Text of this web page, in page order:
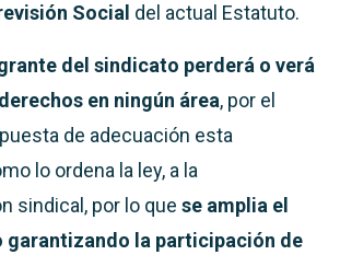
Social del actual Estatuto.
del sindicato perderá o verá
en ningún área, por el
de adecuación esta
lo ordena la ley, a la
sindical, por lo que se amplia el
garantizando la participación de